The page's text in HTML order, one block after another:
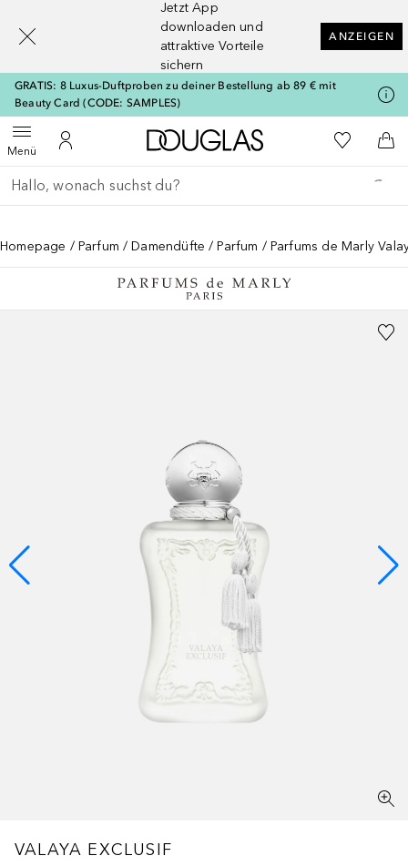
Jetzt App
downloaden und
attraktive Vorteile
sichern
ANZEIGEN
GRATIS: 8 Luxus-Duftproben zu deiner Bestellung ab 89 € mit
Beauty Card (CODE: SAMPLES)
MenüMenü öffnenZu Meinem Kundenkonto
Zur Douglas Startseite
Zu Meiner
Gehe zurück
Suche ausführen
Homepage Parfum Damendüfte Parfum Parfums de Marly
VALAYA EXCLUSIF
[navigation.slideout.screenreader]